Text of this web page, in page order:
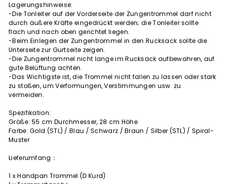
Lagerungshinweise:
-Die Tonleiter auf der Vorderseite der Zungentrommel darf nicht
durch äußere Kräfte eingedrückt werden; die Tonleiter sollte
flach und nach oben gerichtet liegen.
-Beim Einlegen der Zungentrommel in den Rucksack sollte die
Unterseite zur Gurtseite zeigen.
-Die Zungentrommel nicht lange im Rucksack aufbewahren, auf
gute Belüftung achten.
-Das Wichtigste ist, die Trommel nicht fallen zu lassen oder stark
zu stoßen, um Verformungen, Verstimmungen usw. zu
vermeiden.
Spezifikation:
Größe: 55 cm Durchmesser, 28 cm Höhe
Farbe: Gold (STL) / Blau / Schwarz / Braun / Silber (STL) / Spiral-
Muster
Lieferumfang：
1 x Handpan Trommel (D Kurd)